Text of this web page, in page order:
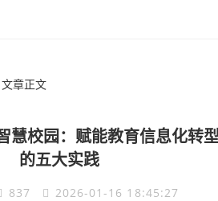
文章正文
慧校园：赋能教育信息化转
的五大实践
837 2026-01-16 18:45:27